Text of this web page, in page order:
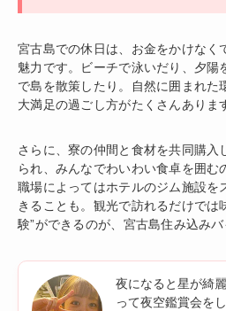
宮古島での休日は、お金をかけなく
魅力です。ビーチで泳いだり、夕陽
で島を散策したり。自然に囲まれた
大満足の過ごし方がたくさんありま
さらに、寮の仲間と食材を共同購入
られ、みんなでわいわい食卓を囲む
職場によってはホテルのジム施設を
きることも。観光で訪れるだけでは
験”ができるのが、宮古島住み込みバ
夜になると星が綺
って夜空鑑賞会を